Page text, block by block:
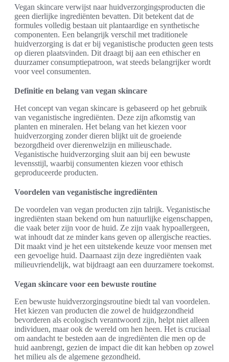
Vegan skincare verwijst naar huidverzorgingsproducten die
geen dierlijke ingrediënten bevatten. Dit betekent dat de
formules volledig bestaan uit plantaardige en synthetische
componenten. Een belangrijk verschil met traditionele
huidverzorging is dat er bij veganistische producten geen tests
op dieren plaatsvinden. Dit draagt bij aan een ethischer en
duurzamer consumptiepatroon, wat steeds belangrijker wordt
voor veel consumenten.
Definitie en belang van vegan skincare
Het concept van vegan skincare is gebaseerd op het gebruik
van veganistische ingrediënten. Deze zijn afkomstig van
planten en mineralen. Het belang van het kiezen voor
huidverzorging zonder dieren blijkt uit de groeiende
bezorgdheid over dierenwelzijn en milieuschade.
Veganistische huidverzorging sluit aan bij een bewuste
levensstijl, waarbij consumenten kiezen voor ethisch
geproduceerde producten.
Voordelen van veganistische ingrediënten
De voordelen van vegan producten zijn talrijk. Veganistische
ingrediënten staan bekend om hun natuurlijke eigenschappen,
die vaak beter zijn voor de huid. Ze zijn vaak hypoallergeen,
wat inhoudt dat ze minder kans geven op allergische reacties.
Dit maakt vind je het een uitstekende keuze voor mensen met
een gevoelige huid. Daarnaast zijn deze ingrediënten vaak
milieuvriendelijk, wat bijdraagt aan een duurzamere toekomst.
Vegan skincare voor een bewuste routine
Een bewuste huidverzorgingsroutine biedt tal van voordelen.
Het kiezen van producten die zowel de huidgezondheid
bevorderen als ecologisch verantwoord zijn, helpt niet alleen
individuen, maar ook de wereld om hen heen. Het is cruciaal
om aandacht te besteden aan de ingrediënten die men op de
huid aanbrengt, gezien de impact die dit kan hebben op zowel
het milieu als de algemene gezondheid.